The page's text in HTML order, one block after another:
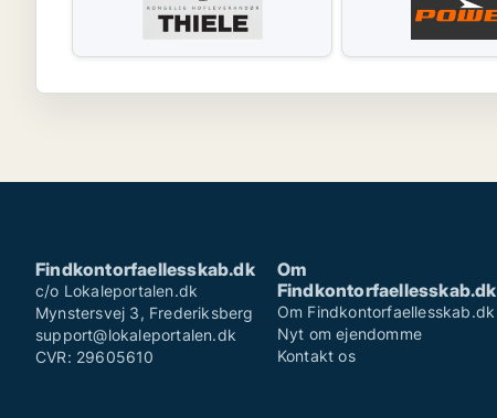
Findkontorfaellesskab.dk
c/o Lokaleportalen.dk
Mynstersvej 3, Frederiksberg
support@lokaleportalen.dk
CVR: 29605610
Om
Findkontorfaellesskab.dk
Om Findkontorfaellesskab.dk
Nyt om ejendomme
Kontakt os